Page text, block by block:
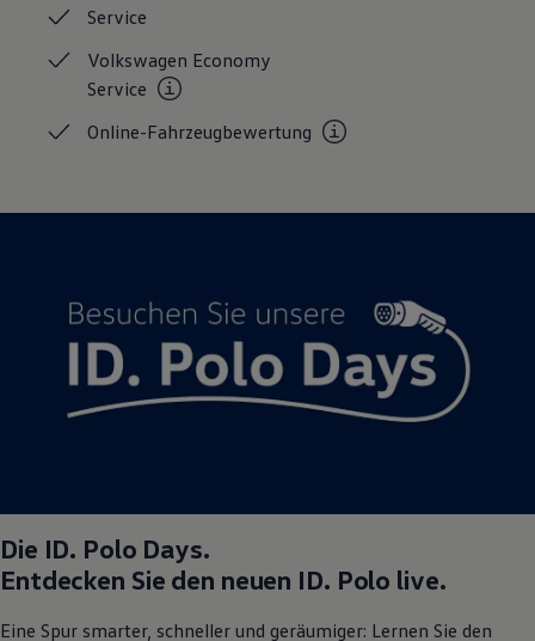
Volkswagen Kundenbetreuung
Assistenzsysteme
Digitale Betriebsanleitung
Live Beratung
Magazin
Lifestyle
Elektromobilität
Service
Volkswagen Economy
Service
Online-Fahrzeugbewertung
Die ID. Polo Days.
Entdecken Sie den neuen ID. Polo live.
Eine Spur smarter, schneller und geräumiger: Lernen Sie den